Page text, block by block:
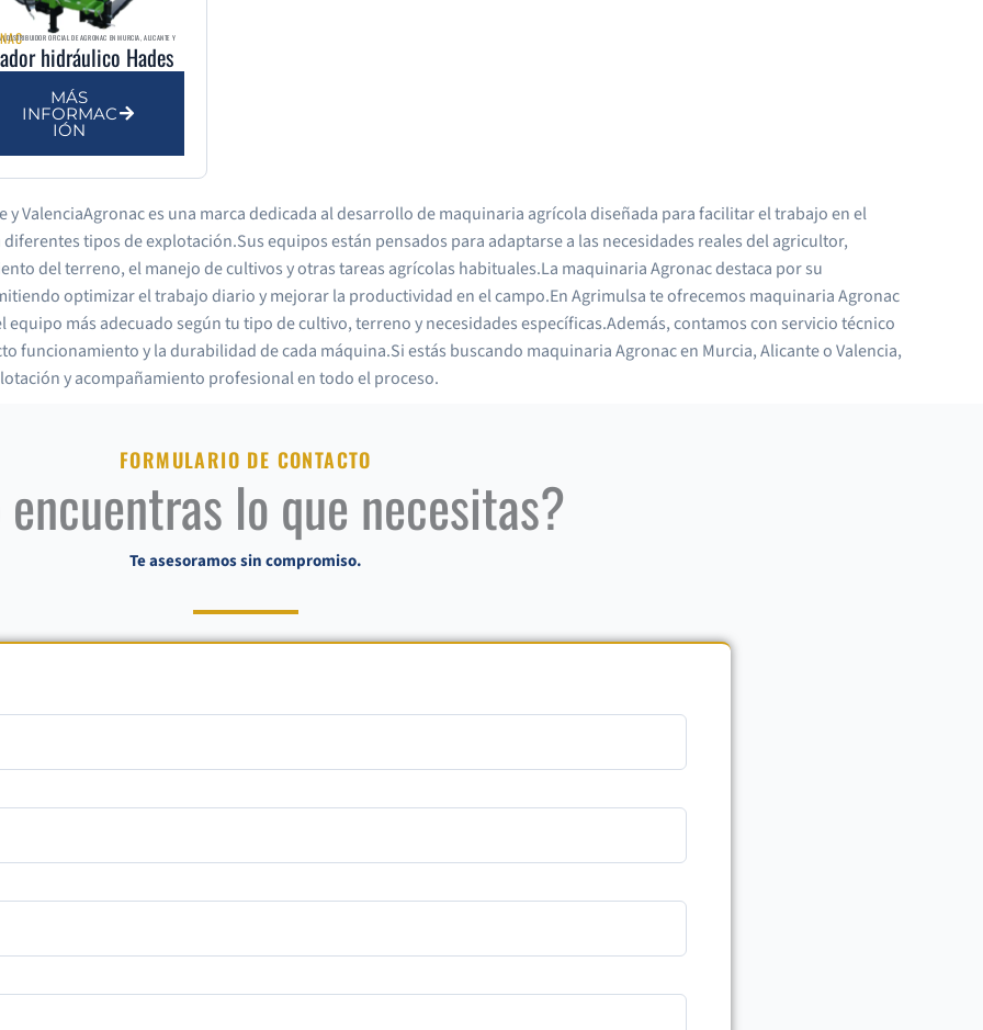
hidráulico Hades
MÁS
INFORMAC
IÓN
ValenciaAgronac es una marca dedicada al desarrollo de maquinaria agrícola diseñada para facilitar el trabajo en el
tipos de explotación.Sus equipos están pensados para adaptarse a las necesidades reales del agricultor,
del terreno, el manejo de cultivos y otras tareas agrícolas habituales.La maquinaria Agronac destaca por su
optimizar el trabajo diario y mejorar la productividad en el campo.En Agrimulsa te ofrecemos maquinaria Agronac
más adecuado según tu tipo de cultivo, terreno y necesidades específicas.Además, contamos con servicio técnico
funcionamiento y la durabilidad de cada máquina.Si estás buscando maquinaria Agronac en Murcia, Alicante o Valencia,
y acompañamiento profesional en todo el proceso.
FORMULARIO DE CONTACTO
encuentras lo que necesitas?
Te asesoramos sin compromiso.